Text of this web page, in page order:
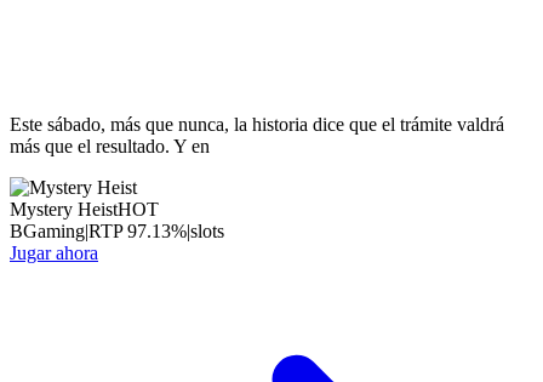
Este sábado, más que nunca, la historia dice que el trámite valdrá
más que el resultado. Y en
Mystery HeistHOT
BGaming|RTP97.13%|slots
Jugar ahora